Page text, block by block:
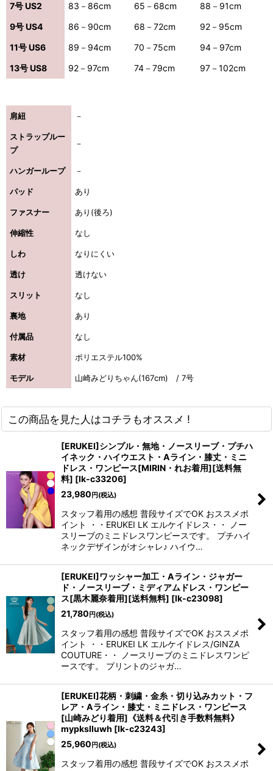
7号 US2
83－86cm 65－68cm
88－91cm
9号 US4
86－90cm 68－72cm
92－95cm
11号 US6
89－94cm 70－75cm
94－97cm
13号 US8
92－97cm 74－79cm 97－102cm
肩紐 －
ストラップルー
プ
－
ハンガーループ －
パッド あり
ファスナー あり(後ろ)
伸縮性 なし
しわ なりにくい
透け 透けない
スリット なし
裏地 あり
付属品 なし
素材 ポリエステル100%
モデル 山崎みどりちゃん(167cm) / 7号
この商品を見た人はコチラもオススメ !
[ERUKEI]シンプル・無地・ノースリーブ・プチハ
イネック・ハイウエスト・Aライン・膝丈・ミニ
ドレス・ワンピース[MIRIN・れお着用][送料無
料] [lk-c33206]
23,980 円 (税込)
スタッフ着用の感想 普段サイズでOK おススメポ
イント ・・ERUKEI LK エルケイドレス・・ ノー
スリーブのミニドレスワンピースです。 プチハイ
ネックデザインがオシャレ♪ ハイウ…
[ERUKEI]ワッシャー加工・Aライン・ジャガー
ド・ノースリーブ・ミディアムドレス・ワンピー
ス[黒木麗奈着用][送料無料] [lk-c23098]
21,780 円 (税込)
スタッフ着用の感想 普段サイズでOK おススメポ
イント ・・ERUKEI LK エルケイドレス/GINZA
COUTURE・・ ノースリーブのミニドレスワンピ
ースです。 プリントのジャガ…
[ERUKEI]花柄・刺繍・金糸・切り込みカット・フ
レア・Aライン・膝丈・ミニドレス・ワンピース
[山崎みどり着用]《送料＆代引き手数料無料》
mypkslluwh [lk-c23243]
25,960 円 (税込)
スタッフ着用の感想 普段サイズでOK おススメポ
ピース
、自分らしく、美しく。-
エット。 夏の視線を独り占めする「夏の主役ラップロングドレス」